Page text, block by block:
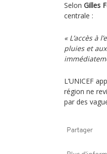
Selon Gilles
centrale :
« L’accès à
pluies et
L’UNICEF
région ne
par des
Partager